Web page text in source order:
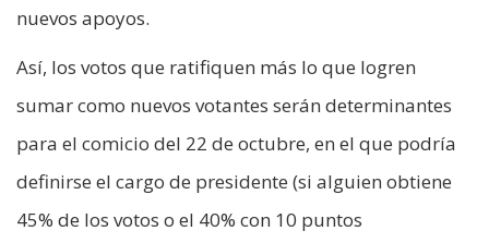
nuevos apoyos.
Así, los votos que ratifiquen más lo que logren
sumar como nuevos votantes serán determinantes
para el comicio del 22 de octubre, en el que podría
definirse el cargo de presidente (si alguien obtiene
45% de los votos o el 40% con 10 puntos